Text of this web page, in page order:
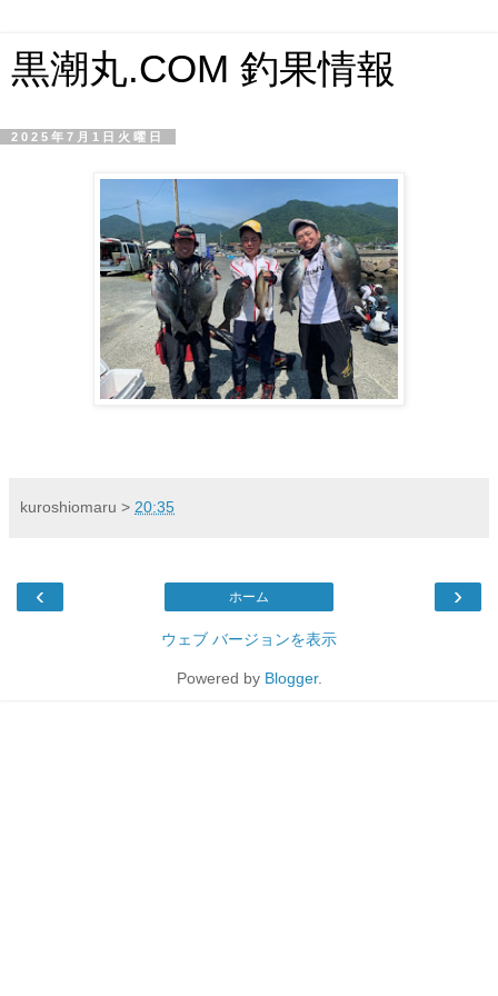
黒潮丸.COM 釣果情報
2025年7月1日火曜日
kuroshiomaru > 20:35
‹ ›
ホーム
ウェブ バージョンを表示
Powered by Blogger.